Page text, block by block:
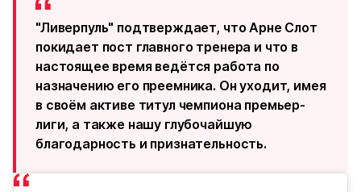
"Ливерпуль" подтверждает, что Арне Слот
покидает пост главного тренера и что в
настоящее время ведётся работа по
назначению его преемника. Он уходит, имея
в своём активе титул чемпиона премьер-
лиги, а также нашу глубочайшую
благодарность и признательность.